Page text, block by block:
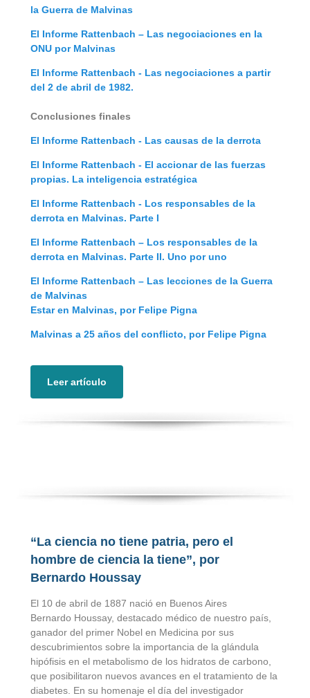
la Guerra de Malvinas
El Informe Rattenbach – Las negociaciones en la
ONU por Malvinas
El Informe Rattenbach - Las negociaciones a partir
del 2 de abril de 1982.
Conclusiones finales
El Informe Rattenbach - Las causas de la derrota
El Informe Rattenbach - El accionar de las fuerzas
propias. La inteligencia estratégica
El Informe Rattenbach - Los responsables de la
derrota en Malvinas. Parte I
El Informe Rattenbach – Los responsables de la
derrota en Malvinas. Parte II. Uno por uno
El Informe Rattenbach – Las lecciones de la Guerra
de Malvinas
Estar en Malvinas, por Felipe Pigna
Malvinas a 25 años del conflicto, por Felipe Pigna
Leer artículo
“La ciencia no tiene patria, pero el
hombre de ciencia la tiene”, por
Bernardo Houssay
El 10 de abril de 1887 nació en Buenos Aires
Bernardo Houssay, destacado médico de nuestro país,
ganador del primer Nobel en Medicina por sus
descubrimientos sobre la importancia de la glándula
hipófisis en el metabolismo de los hidratos de carbono,
que posibilitaron nuevos avances en el tratamiento de la
diabetes. En su homenaje el día del investigador